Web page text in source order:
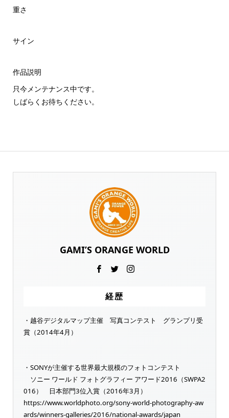
重さ
サイン
作品説明
只今メンテナンス中です。
しばらくお待ちください。
GAMI’S ORANGE WORLD
経歴
・越谷デジタルマップ主催 写真コンテスト グランプリ受
賞（2014年4月）
・SONYが主催する世界最大規模のフォトコンテスト
ソニー ワールド フォトグラフィー アワード2016（SWPA2
016） 日本部門3位入賞（2016年3月）
https://www.worldphoto.org/sony-world-photography-aw
ards/winners-galleries/2016/national-awards/japan